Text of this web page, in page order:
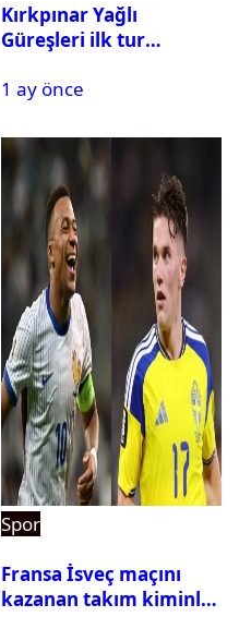
Kırkpınar Yağlı
Güreşleri ilk tur
2. tura geçen
1 ay önce
Spor
Fransa İsveç maçını
kazanan takım kiminle